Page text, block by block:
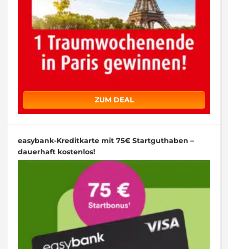
ZUM DEAL
easybank-Kreditkarte mit 75€ Startguthaben –
dauerhaft kostenlos!